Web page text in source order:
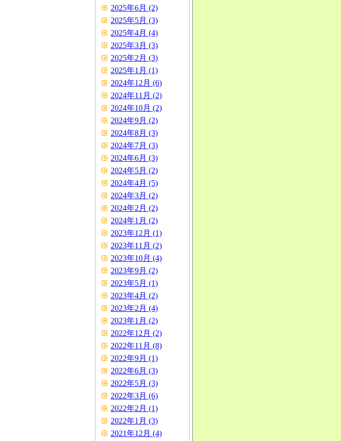
2025年6月 (2)
2025年5月 (3)
2025年4月 (4)
2025年3月 (3)
2025年2月 (3)
2025年1月 (1)
2024年12月 (6)
2024年11月 (2)
2024年10月 (2)
2024年9月 (2)
2024年8月 (3)
2024年7月 (3)
2024年6月 (3)
2024年5月 (2)
2024年4月 (5)
2024年3月 (2)
2024年2月 (2)
2024年1月 (2)
2023年12月 (1)
2023年11月 (2)
2023年10月 (4)
2023年9月 (2)
2023年5月 (1)
2023年4月 (2)
2023年2月 (4)
2023年1月 (2)
2022年12月 (2)
2022年11月 (8)
2022年9月 (1)
2022年6月 (3)
2022年5月 (3)
2022年3月 (6)
2022年2月 (1)
2022年1月 (3)
2021年12月 (4)